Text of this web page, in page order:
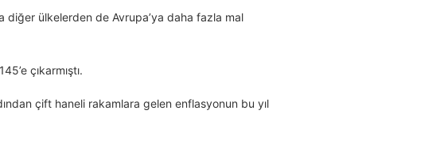
diğer ülkelerden de Avrupa’ya daha fazla mal
çıkarmıştı.
çift haneli rakamlara gelen enflasyonun bu yıl